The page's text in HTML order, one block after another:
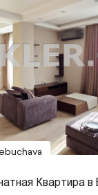
Квартира в